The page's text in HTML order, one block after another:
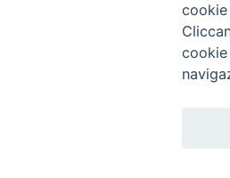
Copyright © 2019 -